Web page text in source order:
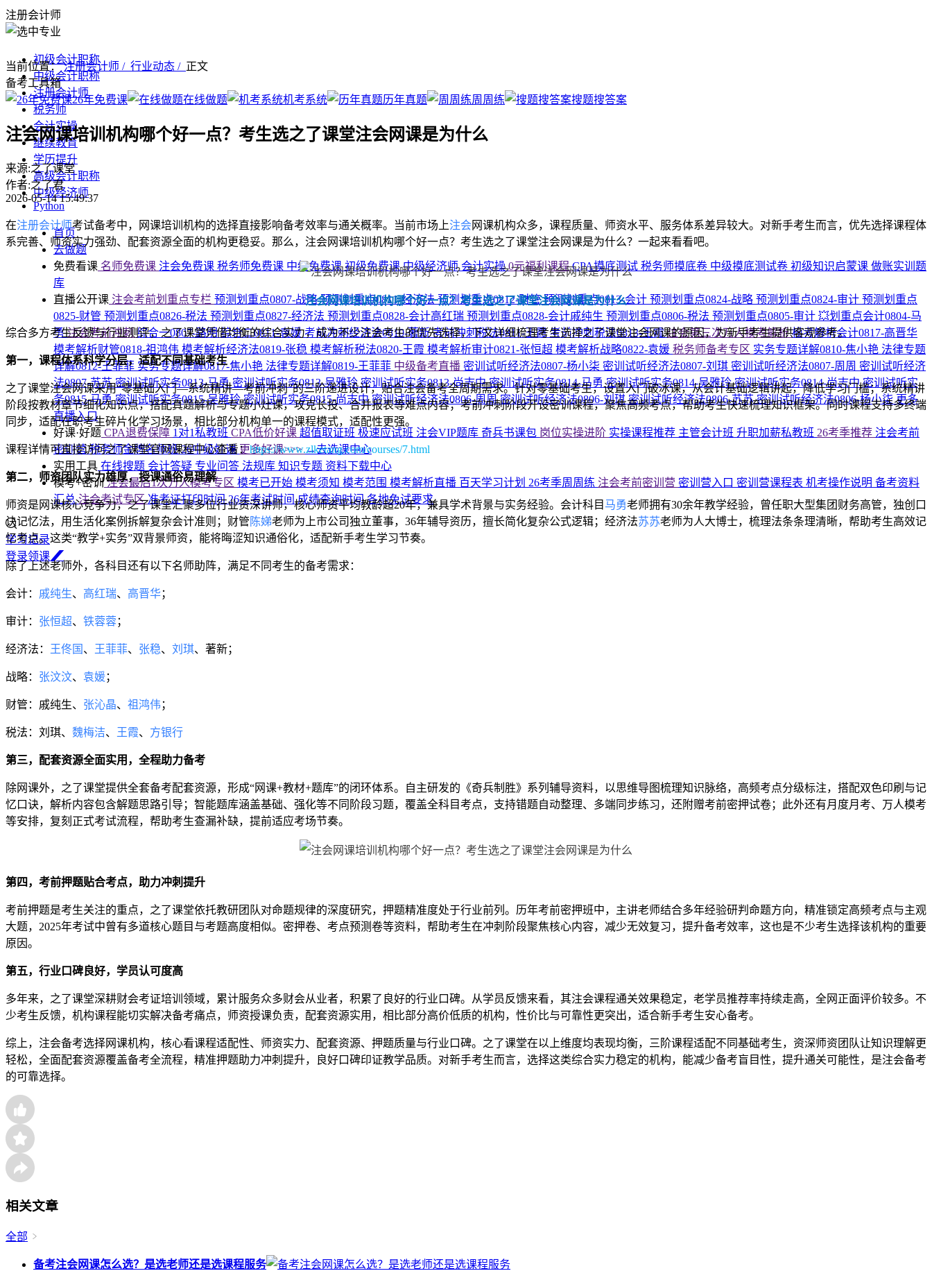
注册会计师
初级会计职称
中级会计职称
注册会计师
税务师
会计实操
继续教育
学历提升
高级会计职称
中级经济师
Python
首页
去做题
免费看课 名师免费课 注会免费课 税务师免费课 中级免费课初级免费课中级经济师会计实操0元福利课程CPA摸底测试 税务师摸底卷 中级摸底测试卷 初级知识启蒙课 做账实训题
库
直播公开课 注会考前划重点专栏 预测划重点0807-战略预测划重点0811-经济法预测划重点0812-财管预测划重点0813-会计 预测划重点0824-战略 预测划重点0824-审计 预测划重点
0825-财管 预测划重点0826-税法 预测划重点0827-经济法 预测划重点0828-会计高红瑞 预测划重点0828-会计戚纯生 预测划重点0806-税法 预测划重点0805-审计 💥划重点会计0804-马
勇注会考前冲刺综合一0807-路明综合二0811-袁媛考前冲刺经济法0810-著新考前冲刺税法0811-王霞考前冲刺税法0813-王霞注会第三次万人模考解析模考解析会计0817-高晋华
模考解析财管0818-祖鸿伟 模考解析经济法0819-张稳 模考解析税法0820-王霞 模考解析审计0821-张恒超 模考解析战略0822-袁媛 税务师备考专区 实务专题详解0810-焦小艳 法律专题
详解0812-王菲菲 实务专题详解0817-焦小艳 法律专题详解0819-王菲菲 中级备考直播 密训试听经济法0807-杨小柒 密训试听经济法0807-刘琪 密训试听经济法0807-周周 密训试听经济
法0807-苏苏密训试听实务0813-马勇密训试听实务0813-吴雅玲 密训试听实务0813-尚志中密训试听实务0814-马勇密训试听实务0814-吴雅玲密训试听实务0814-尚志中密训试听实
务0815-马勇密训试听实务0815-吴雅玲密训试听实务0815-尚志中密训试听经济法0806-周周密训试听经济法0806-刘琪密训试听经济法0806-苏苏密训试听经济法0806-杨小柒更多
直播入口
好课·好题 CPA退费保障 1对1私教班 CPA低价好课 超值取证班 极速应试班 注会VIP题库 奇兵书课包 岗位实操进阶 实操课程推荐 主管会计班 升职加薪私教班 26考季推荐 注会考前
密训营税务师金牌名师班26中级好课 更多好课>>>→去选课中心
实用工具 在线搜题 会计答疑 专业问答 法规库 知识专题 资料下载中心
模考+密训注会最后1次万人模考专区 模考已开始 模考须知 模考范围 模考解析直播 百天学习计划 26考季周周练 注会考前密训营 密训营入口 密训营课程表 机考操作说明 备考资料
汇总注会考试专区准考证打印时间26年考试时间成绩查询时间各地免试要求
学习记录
登录领课
当前位置：注册会计师 / 行业动态 / 正文
备考工具箱
26年免费课
在线做题 机考系统 历年真题 周周练 搜题搜答案
注会网课培训机构哪个好一点？考生选之了课堂注会网课是为什么
来源:之了课堂
作者:之了君
2026-05-14 15:49:37
在注册会计师考试备考中，网课培训机构的选择直接影响备考效率与通关概率。当前市场上注会网课机构众多，课程质量、师资水平、服务体系差异较大。对新手考生而言，优先选择课程体
系完善、师资实力强劲、配套资源全面的机构更稳妥。那么，注会网课培训机构哪个好一点？考生选之了课堂注会网课是为什么？一起来看看吧。
注会网课培训机构哪个好一点？考生选之了课堂注会网课是为什么
综合多方考生反馈与行业测评，之了课堂凭借均衡的综合实力，成为不少注会考生的优先选择，下文详细梳理考生选择之了课堂注会网课的原因，为新手考生提供客观参考。
第一，课程体系科学分层，适配不同基础考生
之了课堂注会网课采用“零基础入门—系统精讲—考前冲刺”的三阶递进设计，贴合注会备考全周期需求。针对零基础考生，设置入门破冰课，从会计基础逻辑讲起，降低学习门槛；系统精讲
阶段按教材章节细化知识点，搭配真题解析与专题小灶课，攻克长投、合并报表等难点内容；考前冲刺阶段开设密训课程，聚焦高频考点，帮助考生快速梳理知识框架。同时课程支持多终端
同步，适配在职考生碎片化学习场景，相比部分机构单一的课程模式，适配性更强。
课程详情可直接访问之了课堂官网课程中心查看：https://www.zlketang.com/courses/7.html
第二，师资团队实力雄厚，授课通俗易理解
师资是网课核心竞争力，之了课堂汇聚多位行业资深讲师，核心师资平均教龄超20年，兼具学术背景与实务经验。会计科目 马勇老师拥有30余年教学经验，曾任职大型集团财务高管，独创口
诀记忆法，用生活化案例拆解复杂会计准则；财管 陈娣老师为上市公司独立董事，36年辅导资历，擅长简化复杂公式逻辑；经济法苏苏老师为人大博士，梳理法条条理清晰，帮助考生高效记
忆考点。这类“教学+实务”双背景师资，能将晦涩知识通俗化，适配新手考生学习节奏。
除了上述老师外，各科目还有以下名师助阵，满足不同考生的备考需求：
会计： 戚纯生、 高红瑞、 高晋华；
审计： 张恒超、 铁蓉蓉 ；
经济法： 王佟国 、 王菲菲、 张稳、 刘琪、著新；
战略： 张汶汶、 袁媛；
财管：戚纯生、 张沁晶、 祖鸿伟 ；
税法：刘琪、 魏梅洁、 王霞、 方银行
第三，配套资源全面实用，全程助力备考
除网课外，之了课堂提供全套备考配套资源，形成“网课+教材+题库”的闭环体系。自主研发的《奇兵制胜》系列辅导资料，以思维导图梳理知识脉络，高频考点分级标注，搭配双色印刷与记
忆口诀，解析内容包含解题思路引导；智能题库涵盖基础、强化等不同阶段习题，覆盖全科目考点，支持错题自动整理、多端同步练习，还附赠考前密押试卷；此外还有月度月考、万人模考
等安排，复刻正式考试流程，帮助考生查漏补缺，提前适应考场节奏。
第四，考前押题贴合考点，助力冲刺提升
考前押题是考生关注的重点，之了课堂依托教研团队对命题规律的深度研究，押题精准度处于行业前列。历年考前密押班中，主讲老师结合多年经验研判命题方向，精准锁定高频考点与主观
大题，2025年考试中曾有多道核心题目与考题高度相似。密押卷、考点预测卷等资料，帮助考生在冲刺阶段聚焦核心内容，减少无效复习，提升备考效率，这也是不少考生选择该机构的重要
原因。
第五，行业口碑良好，学员认可度高
多年来，之了课堂深耕财会考证培训领域，累计服务众多财会从业者，积累了良好的行业口碑。从学员反馈来看，其注会课程通关效果稳定，老学员推荐率持续走高，全网正面评价较多。不
少考生反馈，机构课程能切实解决备考痛点，师资授课负责，配套资源实用，相比部分高价低质的机构，性价比与可靠性更突出，适合新手考生安心备考。
综上，注会备考选择网课机构，核心看课程适配性、师资实力、配套资源、押题质量与行业口碑。之了课堂在以上维度均表现均衡，三阶课程适配不同基础考生，资深师资团队让知识理解更
轻松，全面配套资源覆盖备考全流程，精准押题助力冲刺提升，良好口碑印证教学品质。对新手考生而言，选择这类综合实力稳定的机构，能减少备考盲目性，提升通关可能性，是注会备考
的可靠选择。
相关文章
全部
备考注会网课怎么选？是选老师还是选课程服务